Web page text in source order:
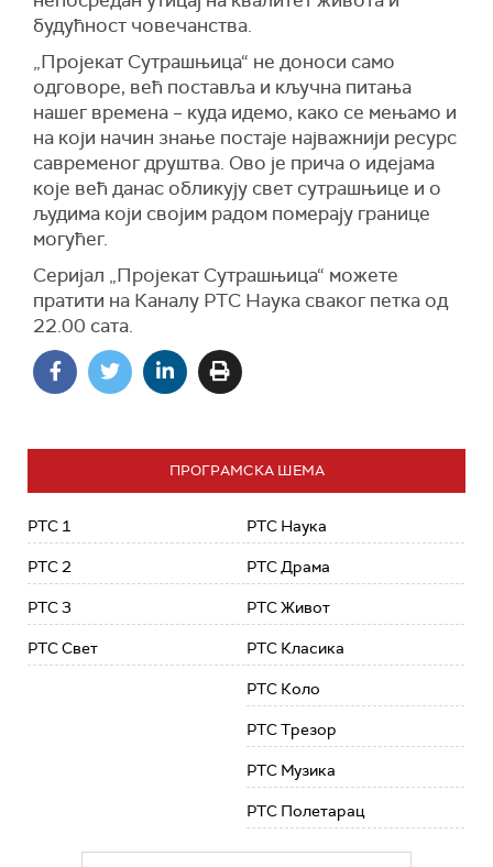
будућност човечанства.
„Пројекат Сутрашњица“ не доноси само
одговоре, већ поставља и кључна питања
нашег времена – куда идемо, како се мењамо и
на који начин знање постаје најважнији ресурс
савременог друштва. Ово је прича о идејама
које већ данас обликују свет сутрашњице и о
људима који својим радом померају границе
могућег.
Серијал „Пројекат Сутрашњица“ можете
пратити на Каналу РТС Наука сваког петка од
22.00 сата.
ПРОГРАМСКА ШЕМА
РТС 1
РТС 2
РТС 3
РТС Свет
РТС Наука
РТС Драма
РТС Живот
РТС Класика
РТС Коло
РТС Трезор
РТС Музика
РТС Полетарац